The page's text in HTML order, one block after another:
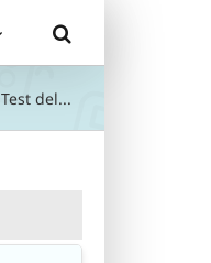
Test del...